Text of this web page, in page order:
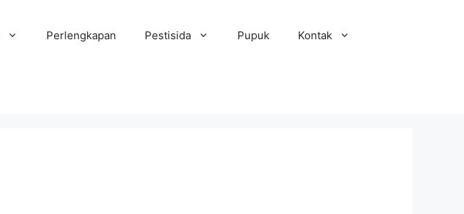
Perlengkapan Pestisida Pupuk Kontak